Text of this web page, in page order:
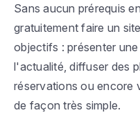
Sans aucun prérequis
gratuitement faire un
objectifs : présenter
l'actualité, diffuser des
réservations ou encore
de façon très simple.